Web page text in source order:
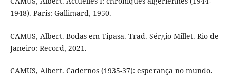
1948). Paris: Gallimard, 1950.
CAMUS, Albert. Bodas em Tipasa. Trad. Sérgio Millet. Rio de
Janeiro: Record, 2021.
CAMUS, Albert. Cadernos (1935-37): esperança no mundo.